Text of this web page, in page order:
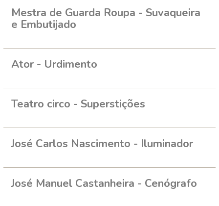
Mestra de Guarda Roupa - Suvaqueira
e Embutijado
Ator - Urdimento
Teatro circo - Superstições
José Carlos Nascimento - Iluminador
José Manuel Castanheira - Cenógrafo